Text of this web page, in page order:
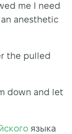
me I need
anesthetic
the pulled
down and let
языка